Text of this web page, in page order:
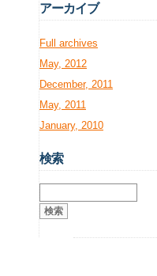
アーカイブ
Full archives
May, 2012
December, 2011
May, 2011
January, 2010
検索